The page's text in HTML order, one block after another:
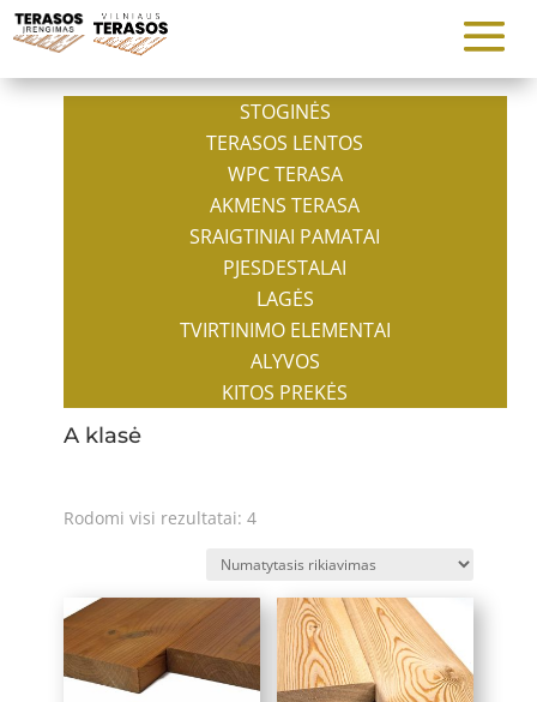
STOGINĖS
TERASOS LENTOS
WPC TERASA
AKMENS TERASA
SRAIGTINIAI PAMATAI
PJESDESTALAI
LAGĖS
TVIRTINIMO ELEMENTAI
ALYVOS
KITOS PREKĖS
A klasė
Rodomi visi rezultatai: 4